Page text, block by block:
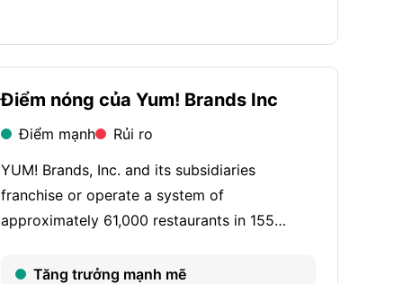
Điểm nóng của Yum! Brands Inc
Điểm mạnh
Rủi ro
YUM! Brands, Inc. and its subsidiaries
franchise or operate a system of
approximately 61,000 restaurants in 155
of KFC, Taco Bell, Pizza Hut and The Habit
Tăng trưởng mạnh mẽ